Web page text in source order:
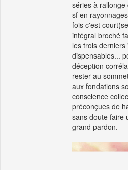
séries à rallonge
sf en
fois c'est
intégral broché
les trois
dispensables...
déception
rester au
aux fondations
conscience
préconçues de
sans doute faire
grand pardon.